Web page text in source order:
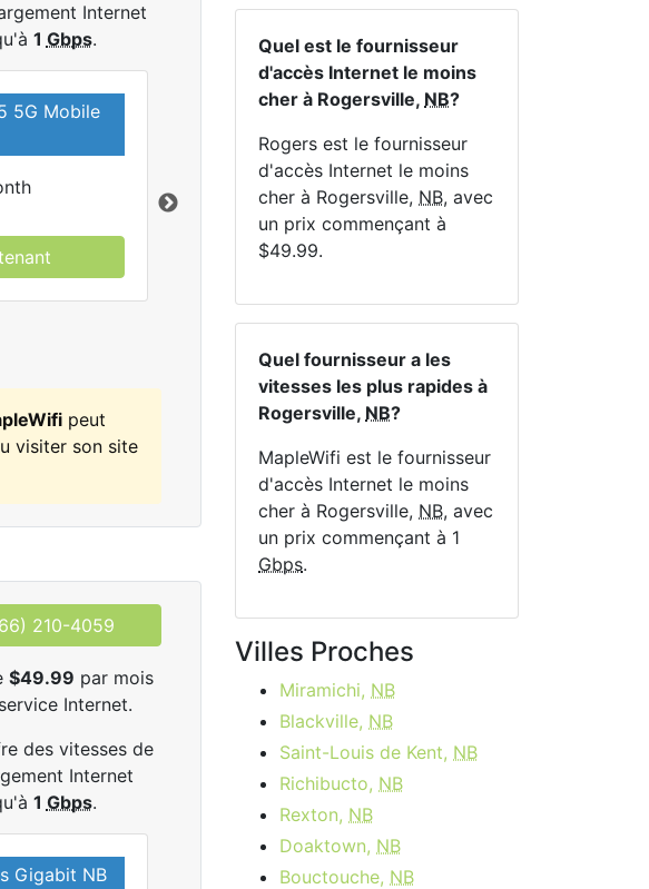
Internet
1 Gbps.
5G Mobile
Cliquez ici pour afficher tous les forfaits
peut
visiter son site
210-4059
$49.99 par mois
Internet.
des vitesses de
Internet
1 Gbps.
Gigabit NB Rogers Ignite Gigabit
Quel est le fournisseur
d'accès Internet le moins
cher à Rogersville, NB?
Rogers est le fournisseur
d'accès Internet le moins
cher à Rogersville, NB, avec
un prix commençant à
$49.99.
Quel fournisseur a les
vitesses les plus rapides à
Rogersville, NB?
MapleWifi est le fournisseur
d'accès Internet le moins
cher à Rogersville, NB, avec
un prix commençant à 1
Gbps.
Villes Proches
Miramichi, NB
Blackville, NB
Saint-Louis de Kent, NB
Richibucto, NB
Rexton, NB
Doaktown, NB
Bouctouche, NB